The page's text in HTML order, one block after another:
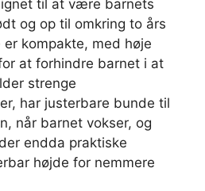
til at være barnets
og op til omkring to års
kompakte, med høje
at forhindre barnet i at
strenge
har justerbare bunde til
når barnet vokser, og
endda praktiske
højde for nemmere